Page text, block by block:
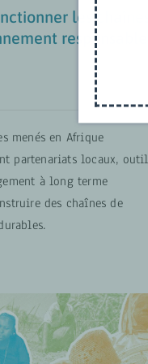
les
menés en Afrique
partenariats locaux,
à long terme
des chaînes de
la promotion de
jeunes ruraux
projet ⏤ C’est